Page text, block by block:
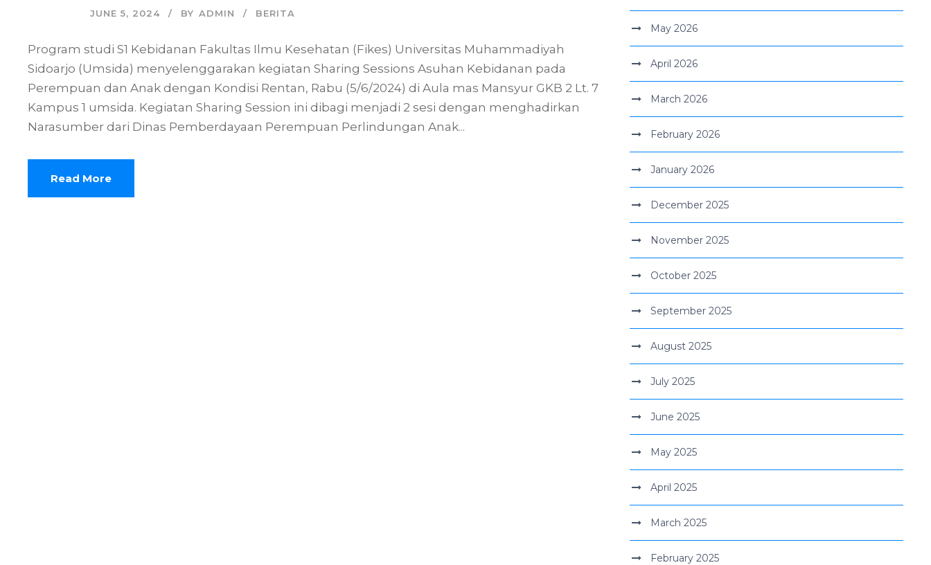
JUNE 5, 2024 BY ADMIN BERITA
Program studi S1 Kebidanan Fakultas Ilmu Kesehatan (Fikes) Universitas Muhammadiyah
Sidoarjo (Umsida) menyelenggarakan kegiatan Sharing Sessions Asuhan Kebidanan pada
Perempuan dan Anak dengan Kondisi Rentan, Rabu (5/6/2024) di Aula mas Mansyur GKB 2 Lt. 7
Kampus 1 umsida. Kegiatan Sharing Session ini dibagi menjadi 2 sesi dengan menghadirkan
Narasumber dari Dinas Pemberdayaan Perempuan Perlindungan Anak...
Read More
May 2026
April 2026
March 2026
February 2026
January 2026
December 2025
November 2025
October 2025
September 2025
August 2025
July 2025
June 2025
May 2025
April 2025
March 2025
February 2025